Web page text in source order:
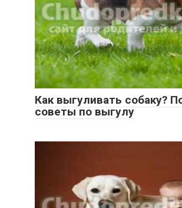
Как выгуливать собаку?
советы по выгулу